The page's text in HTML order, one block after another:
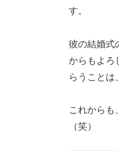
す。
彼の結婚式
からもよろ
らうことは
これからも
（笑）